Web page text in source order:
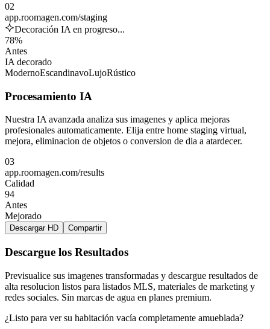
02
app.roomagen.com/staging
Decoración IA en progreso...
78%
Antes
IA decorado
ModernoEscandinavoLujoRústico
Procesamiento IA
Nuestra IA avanzada analiza sus imagenes y aplica mejoras
profesionales automaticamente. Elija entre home staging virtual,
mejora, eliminacion de objetos o conversion de dia a atardecer.
03
app.roomagen.com/results
Calidad
94
Antes
Mejorado
Descargar HD Compartir
Descargue los Resultados
Previsualice sus imagenes transformadas y descargue resultados de
alta resolucion listos para listados MLS, materiales de marketing y
redes sociales. Sin marcas de agua en planes premium.
¿Listo para ver su habitación vacía completamente amueblada?